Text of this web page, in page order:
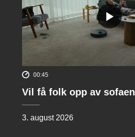
00:45
Vil få folk opp av sofaen
3. august 2026